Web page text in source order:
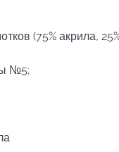
(75% акрила,
№5;